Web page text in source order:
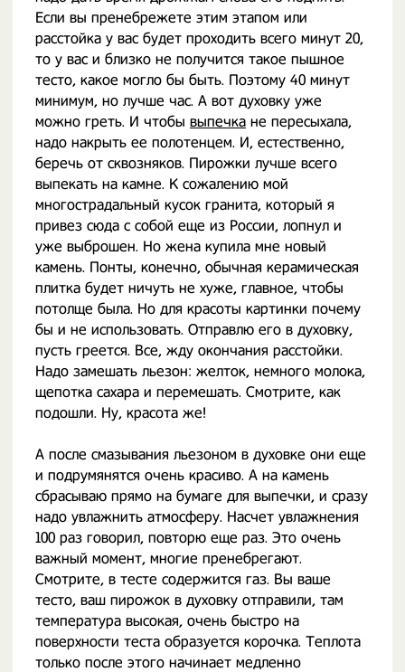
Если вы пренебрежете этим этапом или
расстойка у вас будет проходить всего минут 20,
то у вас и близко не получится такое пышное
тесто, какое могло бы быть. Поэтому 40 минут
минимум, но лучше час. А вот духовку уже
можно греть. И чтобы выпечка не пересыхала,
надо накрыть ее полотенцем. И, естественно,
беречь от сквозняков. Пирожки лучше всего
выпекать на камне. К сожалению мой
многострадальный кусок гранита, который я
привез сюда с собой еще из России, лопнул и
уже выброшен. Но жена купила мне новый
камень. Понты, конечно, обычная керамическая
плитка будет ничуть не хуже, главное, чтобы
потолще была. Но для красоты картинки почему
бы и не использовать. Отправлю его в духовку,
пусть греется. Все, жду окончания расстойки.
Надо замешать льезон: желток, немного молока,
щепотка сахара и перемешать. Смотрите, как
подошли. Ну, красота же!
А после смазывания льезоном в духовке они еще
и подрумянятся очень красиво. А на камень
сбрасываю прямо на бумаге для выпечки, и сразу
надо увлажнить атмосферу. Насчет увлажнения
100 раз говорил, повторю еще раз. Это очень
важный момент, многие пренебрегают.
Смотрите, в тесте содержится газ. Вы ваше
тесто, ваш пирожок в духовку отправили, там
температура высокая, очень быстро на
поверхности теста образуется корочка. Теплота
только после этого начинает медленно